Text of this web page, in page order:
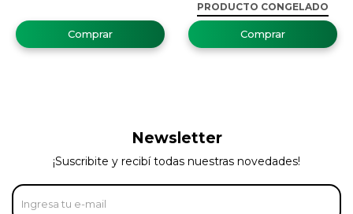
PRODUCTO CONGELADO
Newsletter
¡Suscribite y recibí todas nuestras novedades!